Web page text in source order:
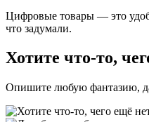
Цифровые товары — это
что задумали.
Хотите что-то,
Опишите любую фантазию,